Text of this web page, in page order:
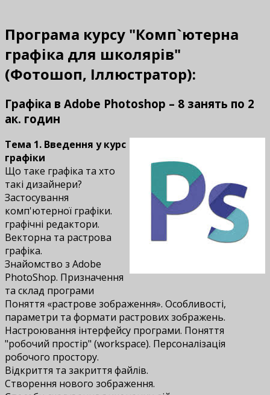
Програма курсу "Комп`ютерна
графіка для школярів"
(Фотошоп, Іллюстратор):
Графіка в Adobe Photoshop – 8 занять по 2
ак. годин
Тема 1. Введення у курс
графіки
Що таке графіка та хто
такі дизайнери?
Застосування
комп'ютерної графіки.
графічні редактори.
Векторна та растрова
графіка.
Знайомство з Adobe
PhotoShop. Призначення
та склад програми
Поняття «растрове зображення». Особливості,
параметри та формати растрових зображень.
Настроювання інтерфейсу програми. Поняття
"робочий простір" (workspace). Персоналізація
робочого простору.
Відкриття та закриття файлів.
Створення нового зображення.